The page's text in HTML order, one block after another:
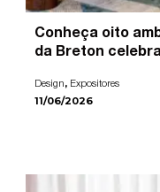
Conheça oito
da Breton
Design, Expositores
11/06/2026